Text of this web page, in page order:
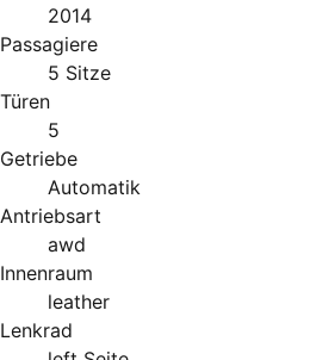
2014
Passagiere
5 Sitze
Türen
5
Getriebe
Automatik
Antriebsart
awd
Innenraum
leather
Lenkrad